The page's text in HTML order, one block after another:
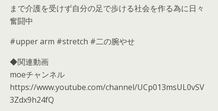
まで介護を受けず自分の足で歩ける社会を作る為に日々
奮闘中
#upper arm #stretch #二の腕やせ
◆関連動画
moeチャンネル
https://www.youtube.com/channel/UCp013msUL0vSV
3Zdx9h24fQ